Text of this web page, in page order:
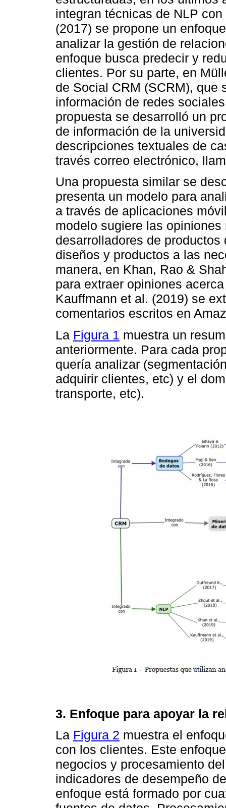
integran técnicas de NLP
(2017) se propone un
analizar la gestión de
enfoque busca predecir y
clientes. Por su parte, en
de Social CRM (SCRM), que
información de redes
propuesta se desarrolló un
de información de la
descripciones textuales de
través correo electrónico,
Una propuesta similar se
presenta un modelo para
a través de aplicaciones
modelo sugiere las
desarrolladores de
diseños y productos a las
manera, en Khan, Rao &
para extraer opiniones
Kauffmann et al. (2019) se
comentarios escritos en
La Figura 1 muestra un
anteriormente. Para cada
quería analizar
adquirir clientes, etc) y el
transporte, etc).
3. Enfoque para apoyar la
La Figura 2 muestra el
con los clientes. Este
negocios y procesamiento
indicadores de desempeño
enfoque está formado por